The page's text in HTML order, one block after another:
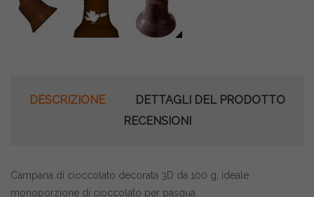
DESCRIZIONE
DETTAGLI DEL PRODOTTO
RECENSIONI
Campana di cioccolato decorata 3D da 100 g, ideale
monoporzione di cioccolato per pasqua.